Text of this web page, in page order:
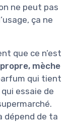
ne peut pas
ça ne
que ce n’est
mèche
qui tient
essaie de
dépend de ta